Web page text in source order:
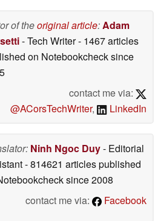
of theoriginal article:Adam
- Tech Writer- 1467 articles
on Notebookchecksince
contact me via:
@ACorsTechWriter, LinkedIn
Ninh Ngoc Duy- Editorial
- 814621 articles published
since 2008
contact me via:
Facebook